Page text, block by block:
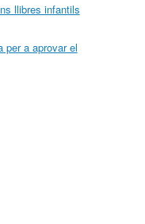
llibres infantils
per a aprovar el